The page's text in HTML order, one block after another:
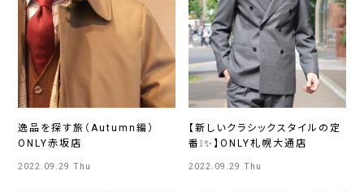
逸品を探す旅（Autumn編）
ONLY赤坂店
2022.09.29 Thu
【新しいクラシックスタイルの定
番❕✨】ONLY札幌大通店
2022.09.29 Thu